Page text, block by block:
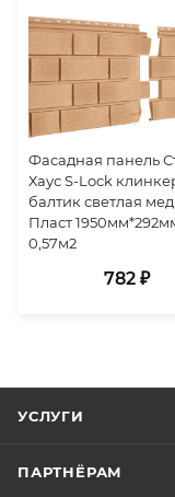
Фасадная панель
Хаус S-Lock
балтик светлая
Пласт
0,57м2
782 ₽
УСЛУГИ
ПАРТНЁРАМ